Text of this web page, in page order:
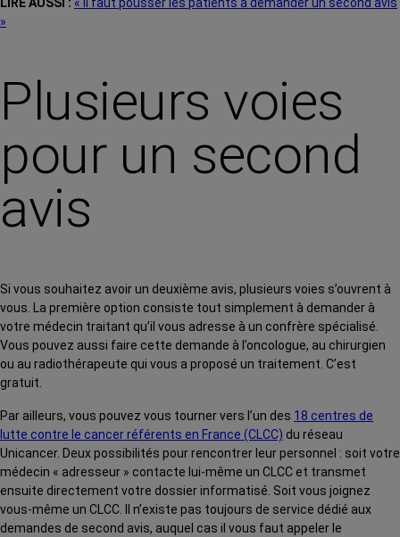
»
Plusieurs voies
pour un second
avis
Si vous souhaitez avoir un deuxième avis, plusieurs voies s’ouvrent à
vous. La première option consiste tout simplement à demander à
votre médecin traitant qu’il vous adresse à un confrère spécialisé.
Vous pouvez aussi faire cette demande à l’oncologue, au chirurgien
ou au radiothérapeute qui vous a proposé un traitement. C’est
gratuit.
Par ailleurs, vous pouvez vous tourner vers l’un des 18 centres de
lutte contre le cancer référents en France (CLCC) du réseau
Unicancer. Deux possibilités pour rencontrer leur personnel : soit votre
médecin « adresseur » contacte lui-même un CLCC et transmet
ensuite directement votre dossier informatisé. Soit vous joignez
vous-même un CLCC. Il n’existe pas toujours de service dédié aux
demandes de second avis, auquel cas il vous faut appeler le